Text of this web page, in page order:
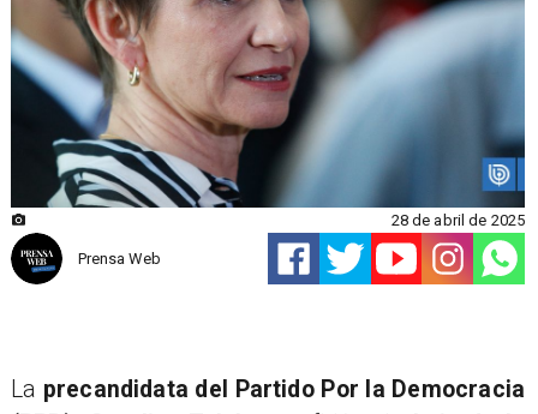
Prensa Web
28 de abril de 2025
La precandidata del Partido Por la Democracia